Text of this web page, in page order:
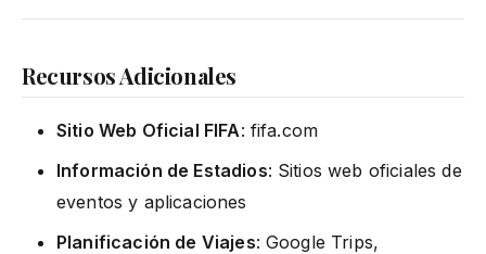
Recursos Adicionales
Sitio Web Oficial FIFA: fifa.com
Información de Estadios: Sitios web oficiales de
eventos y aplicaciones
Planificación de Viajes: Google Trips,